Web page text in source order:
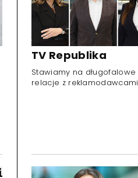
TV Republika
Stawiamy na długofalowe
relacje z reklamodawcami